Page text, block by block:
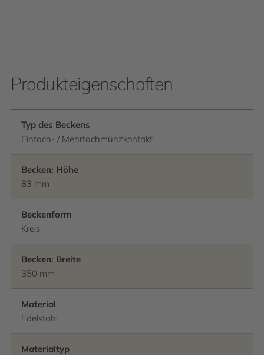
Produkteigenschaften
Typ des Beckens
Einfach- / Mehrfachmünzkontakt
Becken: Höhe
83 mm
Beckenform
Kreis
Becken: Breite
350 mm
Material
Edelstahl
Materialtyp